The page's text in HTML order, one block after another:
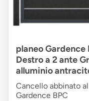
planeo Gardence
Destro a 2 ante
alluminio
Cancello abbinato
Gardence BPC